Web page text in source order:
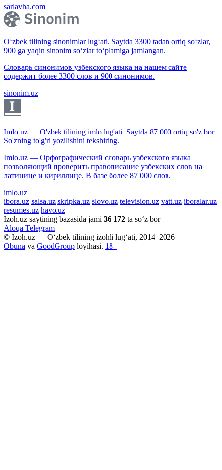
sarlavha.com
O‘zbek tilining sinonimlar lug‘ati. Saytda 3300 tadan ortiq so‘zlar,
900 ga yaqin sinonim so‘zlar to‘plamiga jamlangan.
Словарь синонимов узбекского языка на нашем сайте
содержит более 3300 слов и 900 синонимов.
sinonim.uz
Imlo.uz — O'zbek tilining imlo lug'ati. Saytda 87 000 ortiq so'z bor.
So'zning to'g'ri yozilishini tekshiring.
Imlo.uz — Орфографический словарь узбекского языка
позволяющий проверить правописание узбекских слов на
латинице и кириллице. В базе более 87 000 слов.
imlo.uz
ibora.uz salsa.uz skripka.uz slovo.uz television.uz vatt.uz iboralar.uz
resumes.uz havo.uz
Izoh.uz saytining bazasida jami 36 172 ta so‘z bor
Aloqa Telegram
© Izoh.uz — O‘zbek tilining izohli lug‘ati, 2014–2026
Obuna va GoodGroup loyihasi. 18+